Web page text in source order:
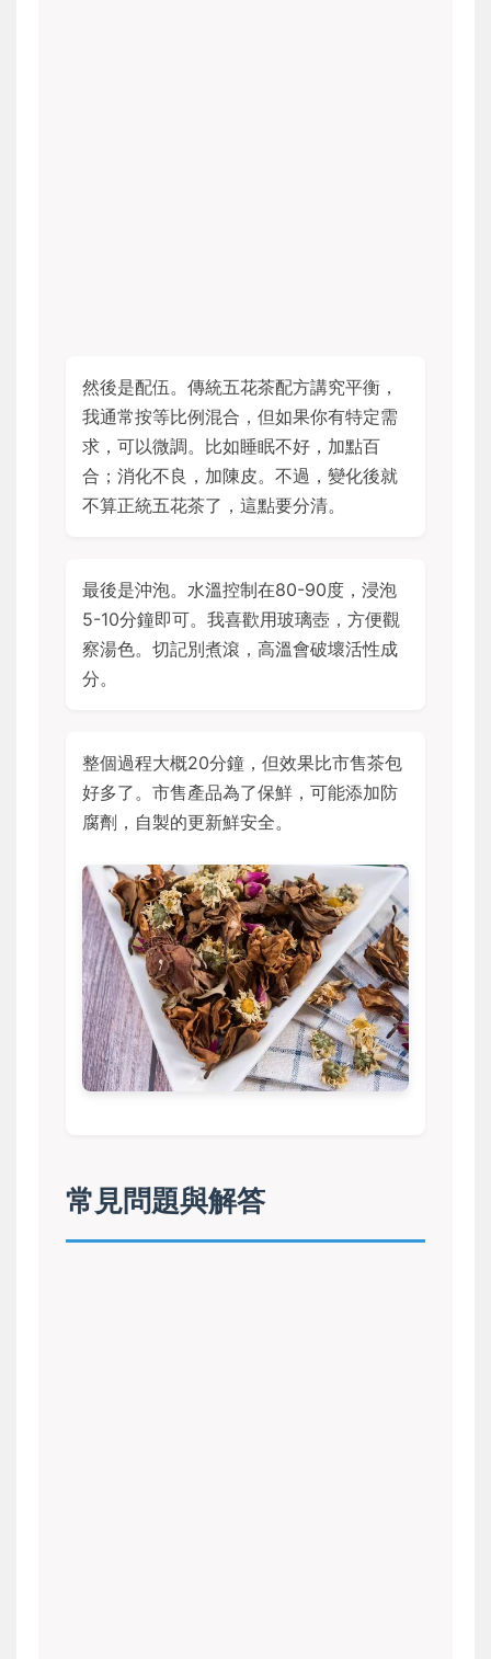
然後是配伍。傳統五花茶配方講究平衡，
我通常按等比例混合，但如果你有特定需
求，可以微調。比如睡眠不好，加點百
合；消化不良，加陳皮。不過，變化後就
不算正統五花茶了，這點要分清。
最後是沖泡。水溫控制在80-90度，浸泡
5-10分鐘即可。我喜歡用玻璃壺，方便觀
察湯色。切記別煮滾，高溫會破壞活性成
分。
整個過程大概20分鐘，但效果比市售茶包
好多了。市售產品為了保鮮，可能添加防
腐劑，自製的更新鮮安全。
常見問題與解答